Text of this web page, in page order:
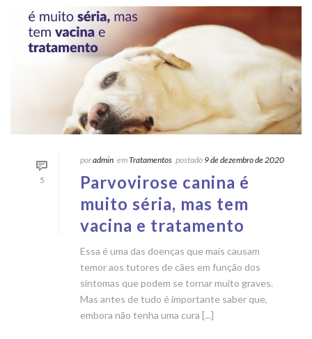
5
poradmin emTratamentos postado 9 de dezembro de 2020
Parvovirose canina é
muito séria, mas tem
vacina e tratamento
Essa é uma das doenças que mais causam
temor aos tutores de cães em função dos
sintomas que podem se tornar muito graves.
Mas antes de tudo é importante saber que,
embora não tenha uma cura [...]